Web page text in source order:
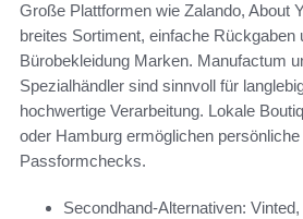
Große Plattformen wie Zalando, About
breites Sortiment, einfache Rückgaben
Bürobekleidung Marken. Manufactum
Spezialhändler sind sinnvoll für
hochwertige Verarbeitung. Lokale
oder Hamburg ermöglichen persönliche
Passformchecks.
Secondhand-Alternativen: